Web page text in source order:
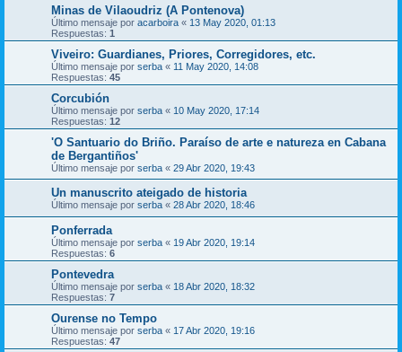
Minas de Vilaoudriz (A Pontenova)
Último mensaje por acarboira « 13 May 2020, 01:13
Respuestas: 1
Viveiro: Guardianes, Priores, Corregidores, etc.
Último mensaje por serba « 11 May 2020, 14:08
Respuestas: 45
Corcubión
Último mensaje por serba « 10 May 2020, 17:14
Respuestas: 12
'O Santuario do Briño. Paraíso de arte e natureza en Cabana
de Bergantiños'
Último mensaje por serba « 29 Abr 2020, 19:43
Un manuscrito ateigado de historia
Último mensaje por serba « 28 Abr 2020, 18:46
Ponferrada
Último mensaje por serba « 19 Abr 2020, 19:14
Respuestas: 6
Pontevedra
Último mensaje por serba « 18 Abr 2020, 18:32
Respuestas: 7
Ourense no Tempo
Último mensaje por serba « 17 Abr 2020, 19:16
Respuestas: 47